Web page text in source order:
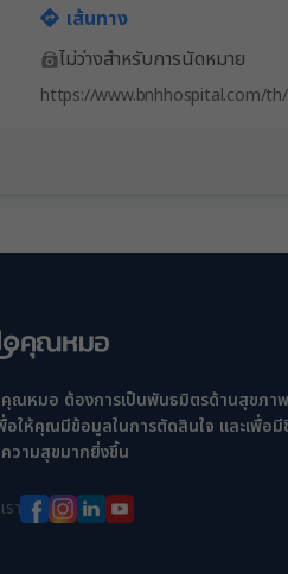
500
เส้นทาง
ไม่ว่างสำหรับการนัดหมาย
https://www.bnhhospital.com/th/
ณหมอ ต้องการเป็นพันธมิตรด้านสุขภา
อให้คุณมีข้อมูลในการตัดสินใจ และเพื่อ
วามสุขมากยิ่งขึ้น
า